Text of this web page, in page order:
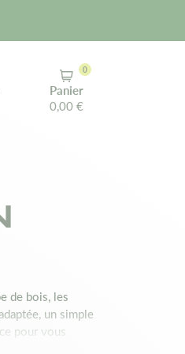
Panier
0,00 €
0
de bois, les
un simple
pour vous